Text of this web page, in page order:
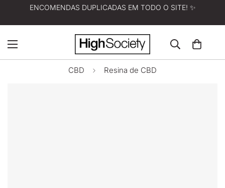
ENCOMENDAS DUPLICADAS EM TODO O SITE! ✨
CBD Resina de CBD